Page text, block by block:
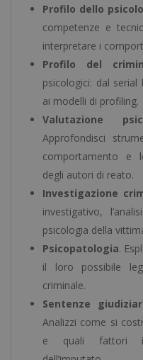
Profilo dello
competenze e
interpretare i
Profilo del
psicologici: dal
ai modelli di profiling.
Valutazione
Approfondisci
comportamento e
degli autori di reato.
Investigazione
investigativo,
psicologia della
Psicopatologia.
il loro possibile
criminale.
Sentenze
Analizzi come si
e quali fattori